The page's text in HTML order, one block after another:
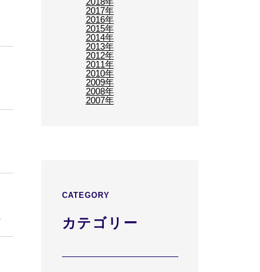
2017年
2016年
2015年
2014年
2013年
2012年
2011年
2010年
2009年
2008年
2007年
CATEGORY
カテゴリー